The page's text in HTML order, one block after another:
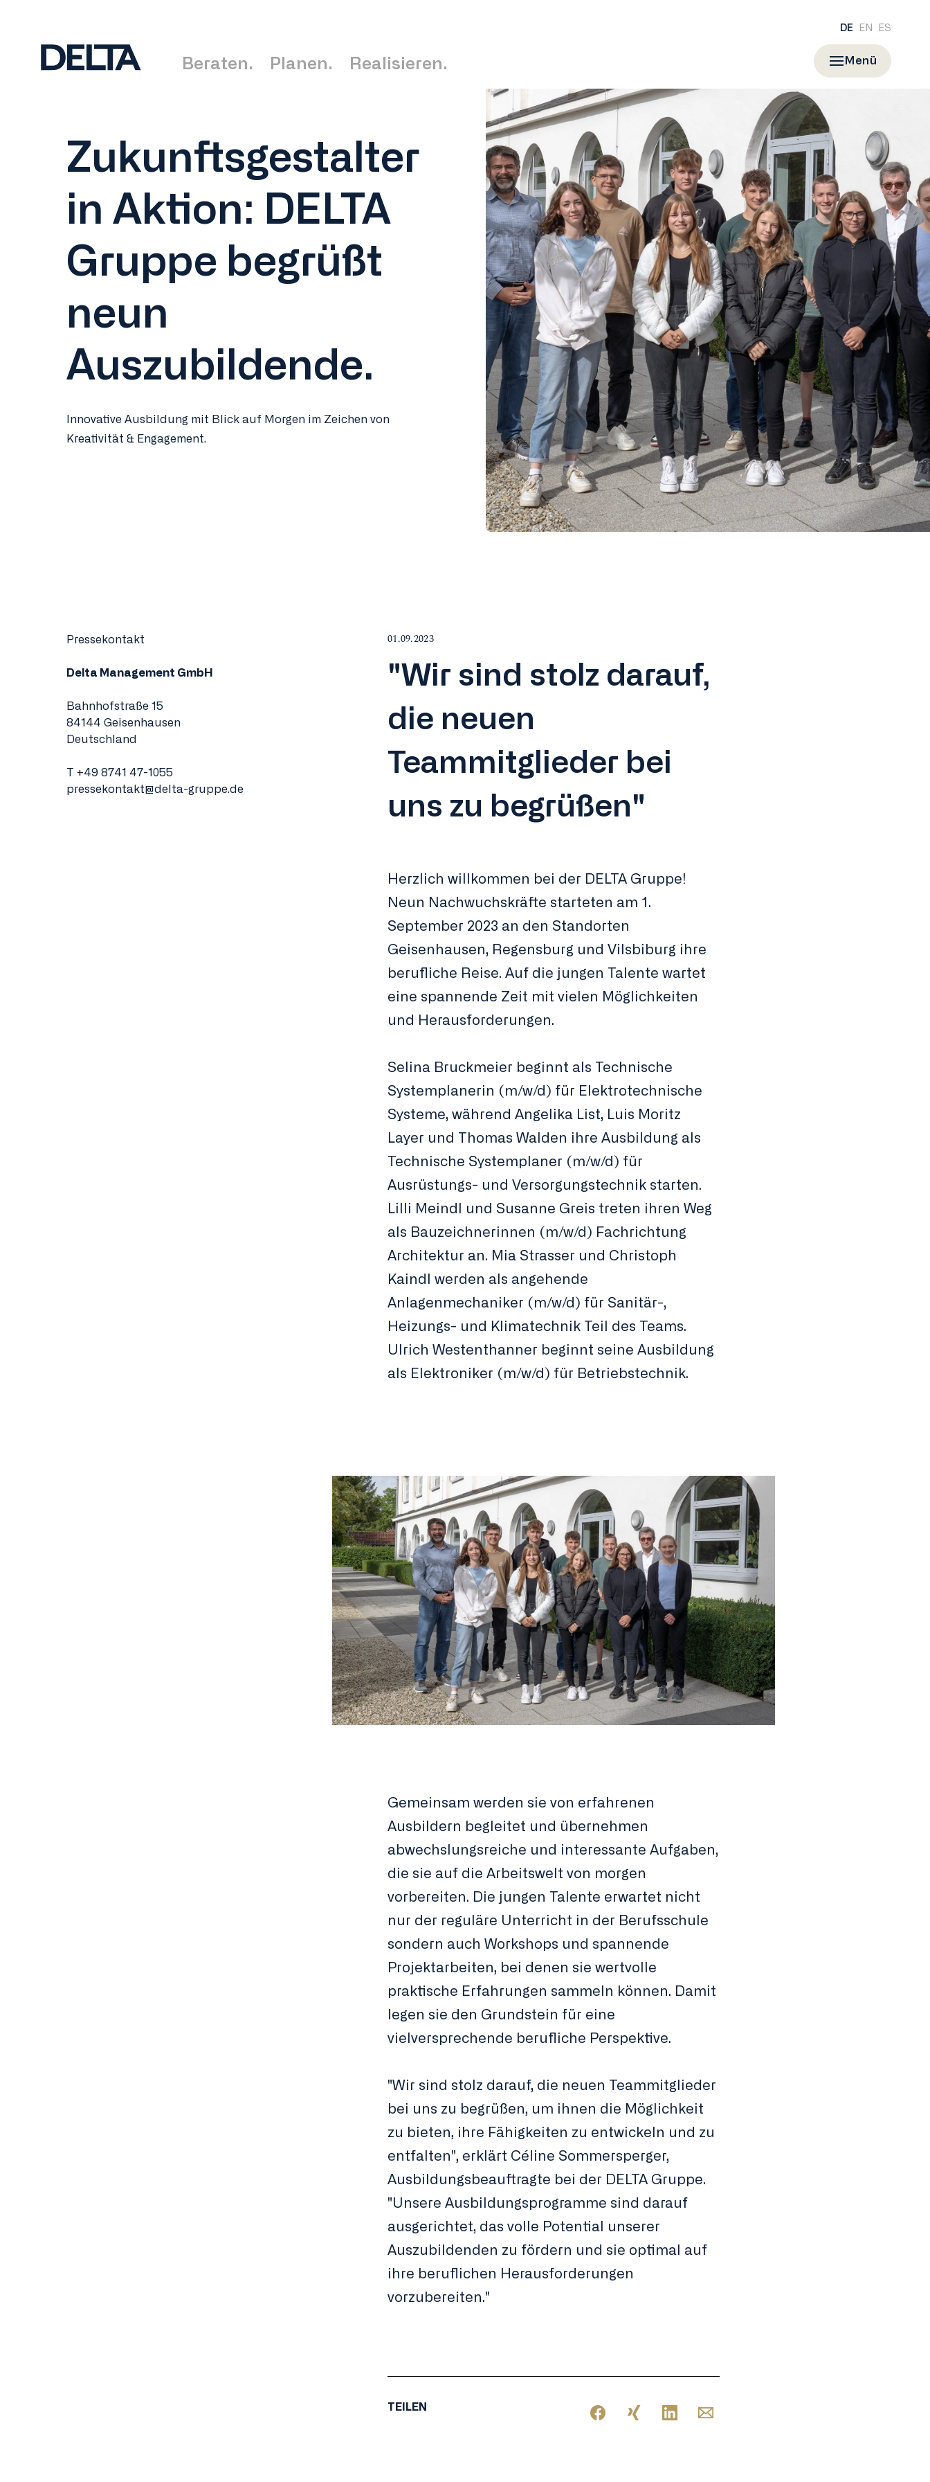
DE EN ES
Beraten. Planen. Realisieren. Menü
Zukunftsgestalter
in Aktion: DELTA
Gruppe begrüßt
neun
Auszubildende.
Innovative Ausbildung mit Blick auf Morgen im Zeichen von
Kreativität & Engagement.
Pressekontakt
Delta Management GmbH
Bahnhofstraße 15
84144 Geisenhausen
Deutschland
T +49 8741 47-1055
pressekontakt@delta-gruppe.de
01.09.2023
"Wir sind stolz darauf,
die neuen
Teammitglieder bei
uns zu begrüßen"
Herzlich willkommen bei der DELTA Gruppe!
Neun Nachwuchskräfte starteten am 1.
September 2023 an den Standorten
Geisenhausen, Regensburg und Vilsbiburg ihre
berufliche Reise. Auf die jungen Talente wartet
eine spannende Zeit mit vielen Möglichkeiten
und Herausforderungen.
Selina Bruckmeier beginnt als Technische
Systemplanerin (m/w/d) für Elektrotechnische
Systeme, während Angelika List, Luis Moritz
Layer und Thomas Walden ihre Ausbildung als
Technische Systemplaner (m/w/d) für
Ausrüstungs- und Versorgungstechnik starten.
Lilli Meindl und Susanne Greis treten ihren Weg
als Bauzeichnerinnen (m/w/d) Fachrichtung
Architektur an. Mia Strasser und Christoph
Kaindl werden als angehende
Anlagenmechaniker (m/w/d) für Sanitär-,
Heizungs- und Klimatechnik Teil des Teams.
Ulrich Westenthanner beginnt seine Ausbildung
als Elektroniker (m/w/d) für Betriebstechnik.
Gemeinsam werden sie von erfahrenen
Ausbildern begleitet und übernehmen
abwechslungsreiche und interessante Aufgaben,
die sie auf die Arbeitswelt von morgen
vorbereiten. Die jungen Talente erwartet nicht
nur der reguläre Unterricht in der Berufsschule
sondern auch Workshops und spannende
Projektarbeiten, bei denen sie wertvolle
praktische Erfahrungen sammeln können. Damit
legen sie den Grundstein für eine
vielversprechende berufliche Perspektive.
"Wir sind stolz darauf, die neuen Teammitglieder
bei uns zu begrüßen, um ihnen die Möglichkeit
zu bieten, ihre Fähigkeiten zu entwickeln und zu
entfalten", erklärt Céline Sommersperger,
Ausbildungsbeauftragte bei der DELTA Gruppe.
"Unsere Ausbildungsprogramme sind darauf
ausgerichtet, das volle Potential unserer
Auszubildenden zu fördern und sie optimal auf
ihre beruflichen Herausforderungen
vorzubereiten."
TEILEN